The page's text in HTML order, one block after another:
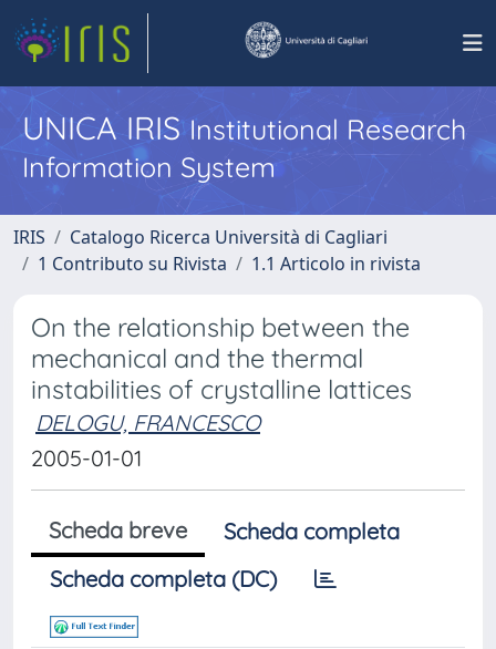
UNICA IRISInstitutional Research
Information System
IRIS
Catalogo Ricerca Università di Cagliari
1 Contributo su Rivista
1.1 Articolo in rivista
On the relationship between the
mechanical and the thermal
instabilities of crystalline lattices
DELOGU, FRANCESCO
2005-01-01
Scheda breve
Scheda completa
Scheda completa (DC)